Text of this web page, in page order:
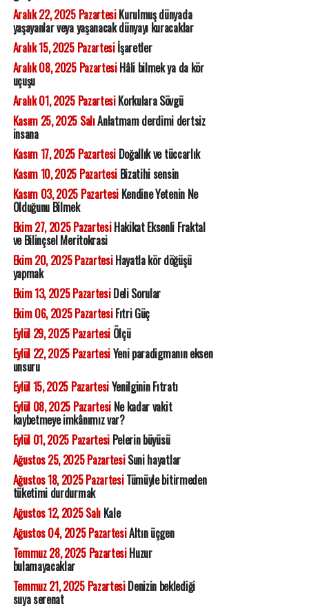
Aralık 22, 2025 PazartesiKurulmuş dünyada
yaşayanlar veya yaşanacak dünyayı kuracaklar
Aralık 15, 2025 Pazartesiİşaretler
Aralık 08, 2025 PazartesiHâli bilmek ya da kör
uçuşu
Aralık 01, 2025 PazartesiKorkulara Sövgü
Kasım 25, 2025 SalıAnlatmam derdimi dertsiz
insana
Kasım 17, 2025 PazartesiDoğallık ve tüccarlık
Kasım 10, 2025 PazartesiBizatihi sensin
Kasım 03, 2025 PazartesiKendine Yetenin Ne
Olduğunu Bilmek
Ekim 27, 2025 PazartesiHakikat Eksenli Fraktal
ve Bilinçsel Meritokrasi
Ekim 20, 2025 PazartesiHayatla kör döğüşü
yapmak
Ekim 13, 2025 PazartesiDeli Sorular
Ekim 06, 2025 PazartesiFıtri Güç
Eylül 29, 2025 PazartesiÖlçü
Eylül 22, 2025 PazartesiYeni paradigmanın eksen
unsuru
Eylül 15, 2025 PazartesiYenilginin Fıtratı
Eylül 08, 2025 PazartesiNe kadar vakit
kaybetmeye imkânımız var?
Eylül 01, 2025 PazartesiPelerin büyüsü
Ağustos 25, 2025 PazartesiSuni hayatlar
Ağustos 18, 2025 PazartesiTümüyle bitirmeden
tüketimi durdurmak
Ağustos 12, 2025 SalıKale
Ağustos 04, 2025 PazartesiAltın üçgen
Temmuz 28, 2025 PazartesiHuzur
bulamayacaklar
Temmuz 21, 2025 PazartesiDenizin beklediği
suya serenat